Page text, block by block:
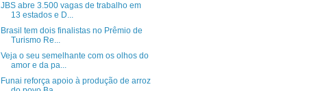
JBS abre 3.500 vagas de trabalho em
13 estados e D...
Brasil tem dois finalistas no Prêmio de
Turismo Re...
Veja o seu semelhante com os olhos do
amor e da pa...
Funai reforça apoio à produção de arroz